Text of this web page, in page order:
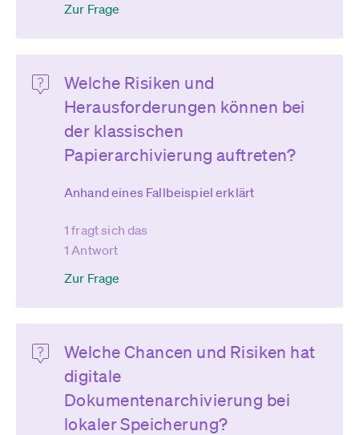
Zur Frage
Welche Risiken und
Herausforderungen können bei
der klassischen
Papierarchivierung auftreten?
Anhand eines Fallbeispiel erklärt
1 fragt sich das
1 Antwort
Zur Frage
Welche Chancen und Risiken hat
digitale
Dokumentenarchivierung bei
lokaler Speicherung?